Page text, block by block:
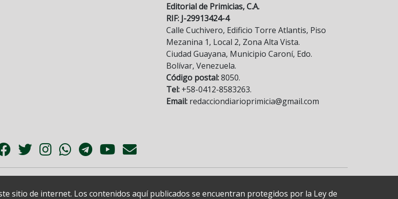
Editorial de Primicias, C.A.
RIF: J-29913424-4
Calle Cuchivero, Edificio Torre Atlantis, Piso
Mezanina 1, Local 2, Zona Alta Vista.
Ciudad Guayana, Municipio Caroní, Edo.
Bolívar, Venezuela.
Código postal:8050.
Tel: +58-0412-8583263.
Email: redacciondiarioprimicia@gmail.com
sitio de internet. Los contenidos aquí publicados se encuentran protegidos por la Ley de